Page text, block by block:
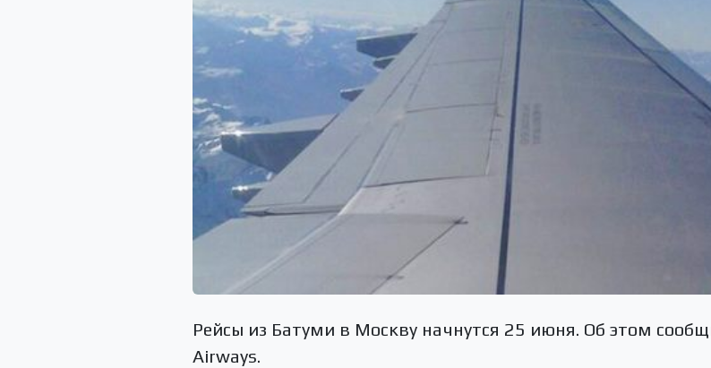
Рейсы из Батуми в Москву начнутся 25 июня. Об этом
Airways.